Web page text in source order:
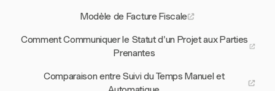
Modèle de Facture Fiscale
Comment Communiquer le Statut d'un Projet aux Parties
Prenantes
Comparaison entre Suivi du Temps Manuel et